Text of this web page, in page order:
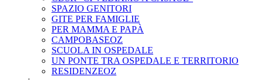
SPAZIO GENITORI
GITE PER FAMIGLIE
PER MAMMA E PAPÀ
CAMPOBASEOZ
SCUOLA IN OSPEDALE
UN PONTE TRA OSPEDALE E TERRITORIO
RESIDENZEOZ